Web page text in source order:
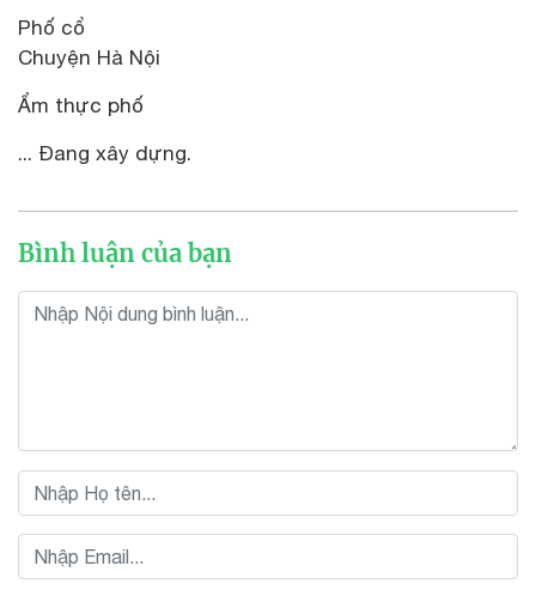
Phố cổ
Chuyện Hà Nội
Ẩm thực phố
... Đang xây dựng.
Bình luận của bạn